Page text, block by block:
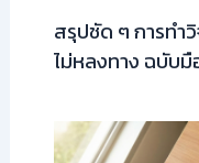
สรุปชัด ๆ การทำวิ
ไม่หลงทาง ฉบับมื